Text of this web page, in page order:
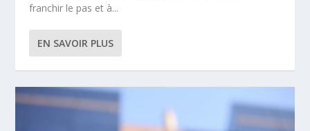
franchir le pas et à...
EN SAVOIR PLUS